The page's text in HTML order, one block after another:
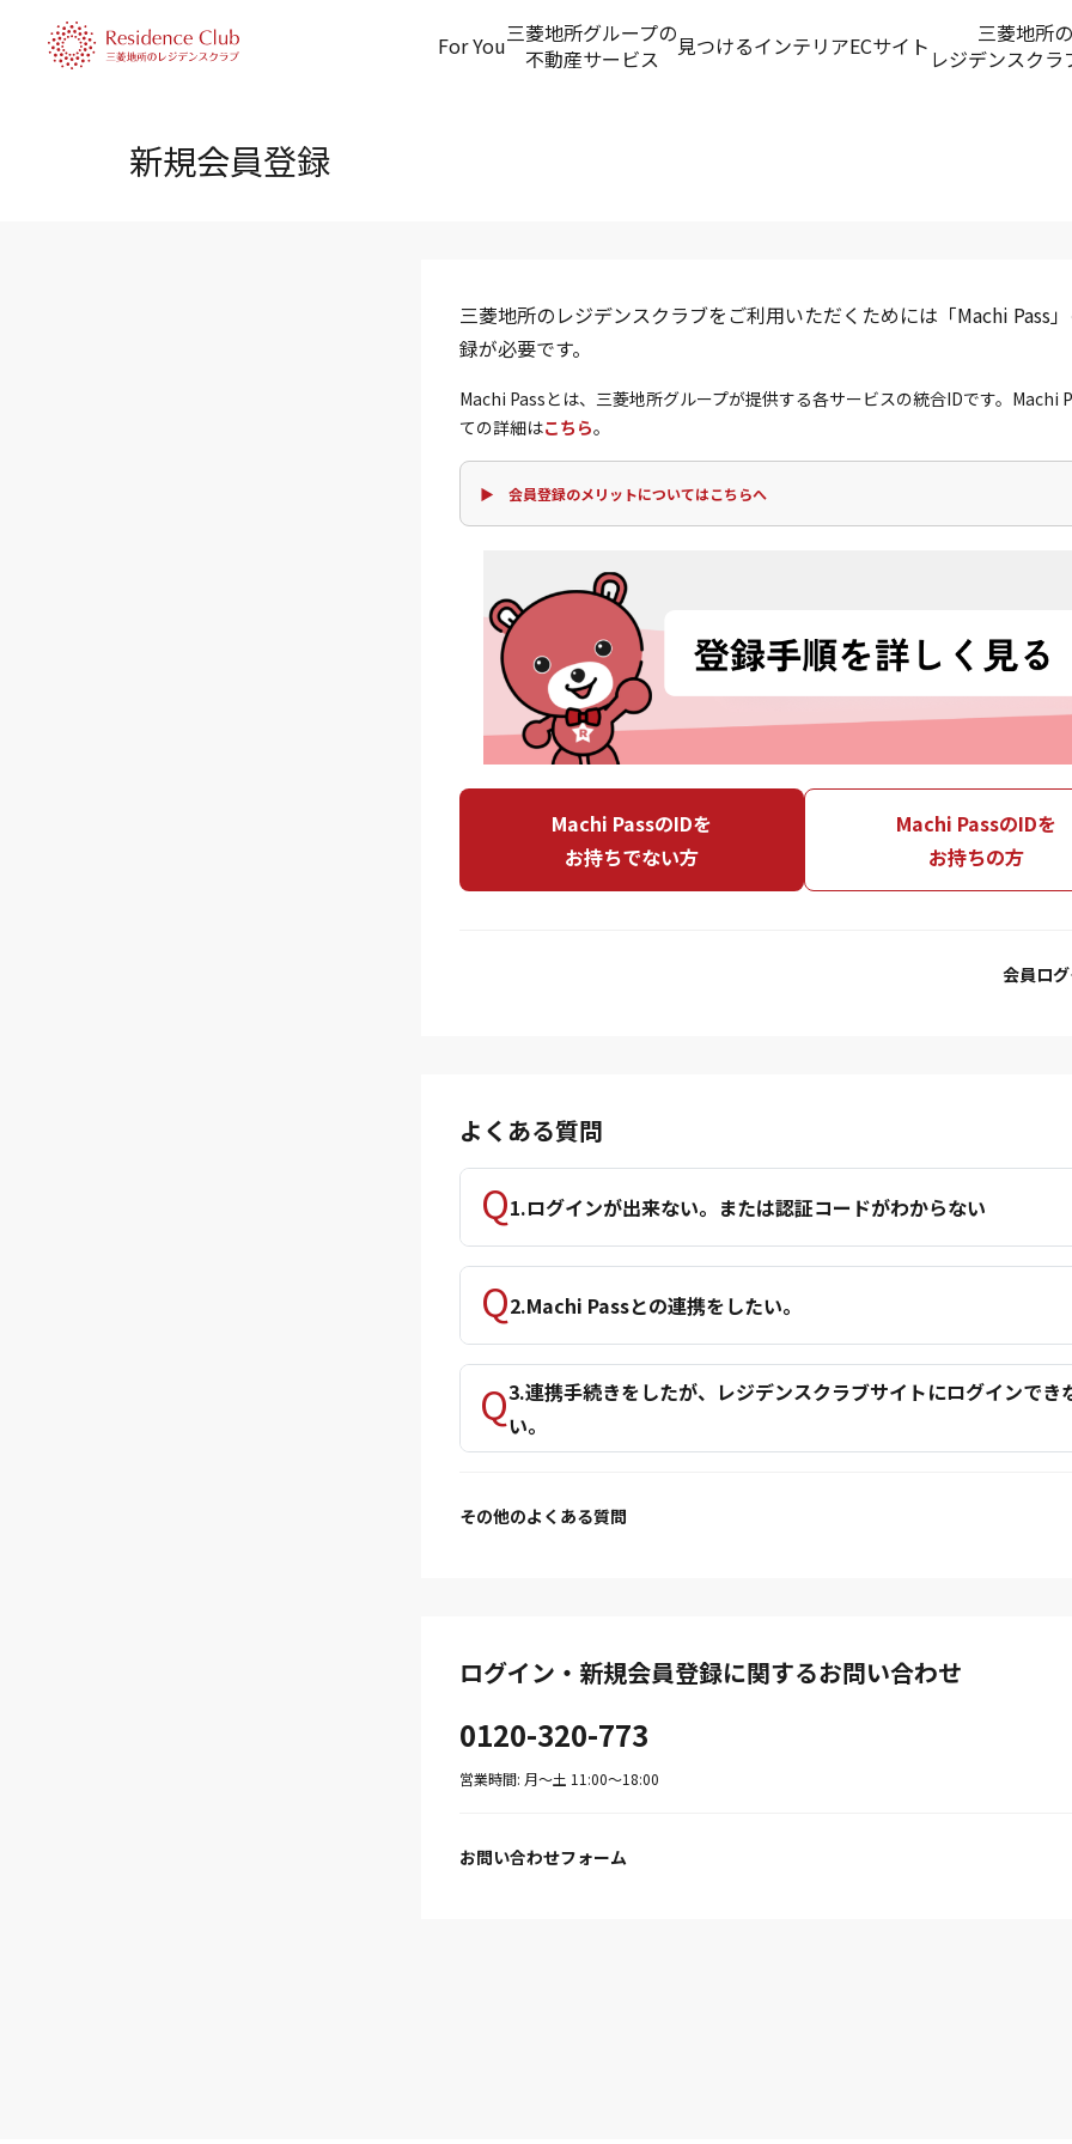
For You三菱地所グループの
不動産サービス
見つけるインテリアECサイト
三菱地所の
レジデンスクラ
新規会員登録
三菱地所のレジデンスクラブをご利用いただくためには「Machi Pass
録が必要です。
Machi Passとは、三菱地所グループが提供する各サービスの統合IDです。Machi
ての詳細はこちら。
▶ 会員登録のメリットについてはこちらへ
Machi PassのIDを
お持ちでない方
Machi PassのIDを
お持ちの方
会員ロ
よくある質問
1.ログインが出来ない。または認証コードがわからない
2.Machi Passとの連携をしたい。
3.連携手続きをしたが、レジデンスクラブサイトにログインでき
い。
その他のよくある質問
ログイン・新規会員登録に関するお問い合わせ
0120-320-773
営業時間: 月〜土 11:00〜18:00
お問い合わせフォーム